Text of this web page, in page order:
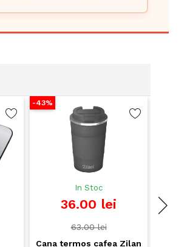
-43%
In Stoc
36.00 lei
63.00 lei
Cana termos cafea Zilan